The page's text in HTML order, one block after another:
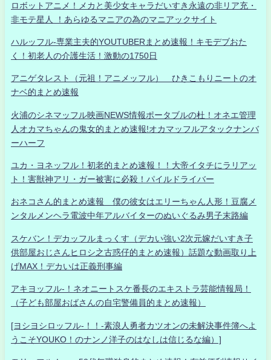
ロボットアニメ！メカと美少女キャラだいすき永遠の非リア充・
非モテ星人 ！あらゆるマニアの為のマニアックサイト
ハルッフル-専業主夫的YOUTUBERまとめ速報！キモデブおた
く！初老人の介護生活！激動の1750日
アニゲタレスト（元祖！アニメッフル） ひきこもりニートのオ
ナベ的まとめ速報
火浦のシネマッフル映画NEWS情報ポータブルの杜！オネエ管理
人オカマちゃんの鬼女的まとめ速報!オカマッフルアタックナンバ
ーハーフ
ユカ・ヨネッフル！初老的まとめ速報！！大帝イタチにラリアッ
ト！害獣神アリ・ガー被害に必殺！パイルドライバー
おネコさん的まとめ速報 僕の彼女はエリーちゃん人形！豆腐メ
ンタルメンヘラ電波中年アルバイターのぬいぐるみ男子末路編
スケバン！デカッフルまっくす（デカい強い2次元嫁だいすき子
供部屋おじさんヒロシ之古惑仔的まとめ速報）話題な動画取り上
げMAX！デカいは正義刑事編
アキヨッフル-！ネオニートスケ番長のエキストラ芸能情報局！
（子ども部屋おばさんの自宅警備員的まとめ速報）
[ヨシヨシロッフル-！！-素浪人勇者カツオンの未解決事件簿へよ
うこそYOUKO！のナンノ洋子のはなしは信じるな編）]